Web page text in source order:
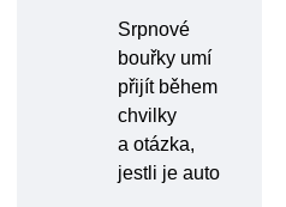
Srpnové
bouřky umí
přijít během
chvilky
a otázka,
jestli je auto